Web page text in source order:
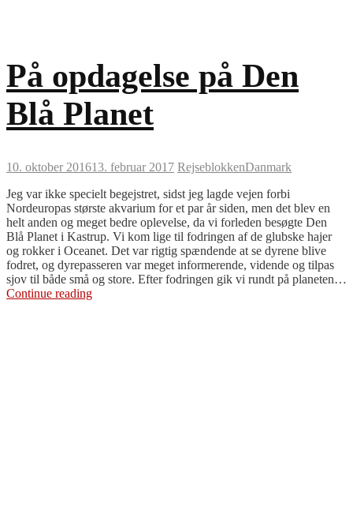
På opdagelse på Den
Blå Planet
10. oktober 201613. februar 2017 RejseblokkenDanmark
Jeg var ikke specielt begejstret, sidst jeg lagde vejen forbi
Nordeuropas største akvarium for et par år siden, men det blev en
helt anden og meget bedre oplevelse, da vi forleden besøgte Den
Blå Planet i Kastrup. Vi kom lige til fodringen af de glubske hajer
og rokker i Oceanet. Det var rigtig spændende at se dyrene blive
fodret, og dyrepasseren var meget informerende, vidende og tilpas
sjov til både små og store. Efter fodringen gik vi rundt på planeten…
Continue readingPå